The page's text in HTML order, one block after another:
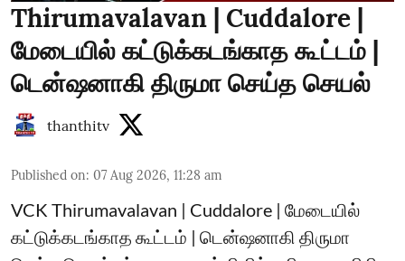
Thirumavalavan | Cuddalore |
மேடையில் கட்டுக்கடங்காத கூட்டம் |
டென்ஷனாகி திருமா செய்த செயல்
thanthitv
Published on: 07 Aug 2026, 11:28 am
VCK Thirumavalavan | Cuddalore | மேடையில்
கட்டுக்கடங்காத கூட்டம் | டென்ஷனாகி திருமா